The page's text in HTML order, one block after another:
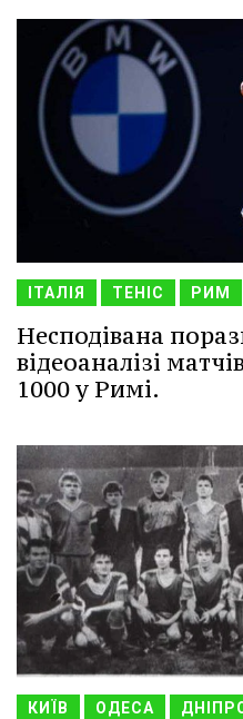
ІТАЛІЯ ТЕНІС РИМ
Несподівана
відеоаналізі
1000 у Римі.
КИЇВ ОДЕСА